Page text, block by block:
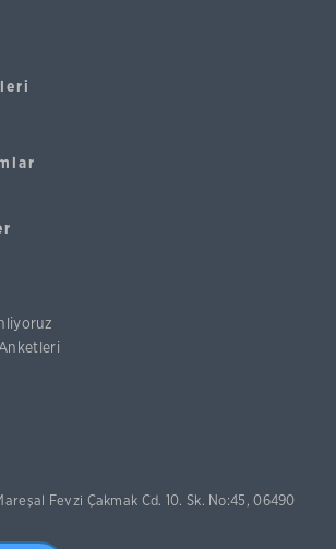
Fevzi Çakmak Cd. 10. Sk. No:45, 06490